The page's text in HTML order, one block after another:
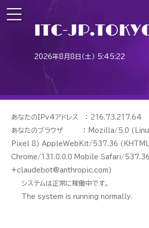
2026年8月8日（土） 5:45:22
システムは正常に稼働中です。
The system is running normally.
あなたのIPv4アドレス ： 216.73.217.64
あなたのブラウザ ： Mozilla/5.0
Pixel 8) AppleWebKit/537.36
Chrome/131.0.0.0 Mobile Safari/
+claudebot@anthropic.com)